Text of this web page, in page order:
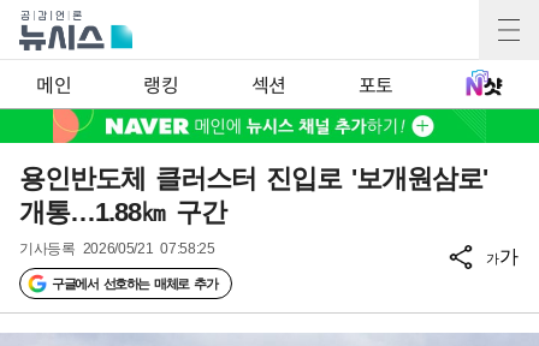
메인 랭킹 섹션 포토
용인반도체 클러스터 진입로 '보개원삼로'
개통…1.88㎞ 구간
기사등록 2026/05/21 07:58:25
구글에서 선호하는 매체로 추가
가가